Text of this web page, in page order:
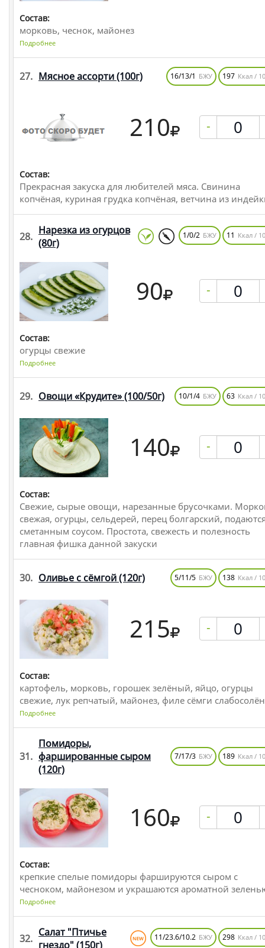
Состав:
морковь, чеснок, майонез
Подробнее
27. Мясное ассорти(100г) 16/13/1 БЖУ 197 Ккал /
210 -
Состав:
Прекрасная закуска для любителей мяса. Свинина
копчёная, куриная грудка копчёная, ветчина из
28. Нарезка из огурцов
(80г)
1/0/2 БЖУ 11 Ккал /
90 -
Состав:
огурцы свежие
Подробнее
29. Овощи «Крудите»(100/50г) 10/1/4 БЖУ 63 Ккал /
140 -
Состав:
Свежие, сырые овощи, нарезанные брусочками.
свежая, огурцы, сельдерей, перец болгарский,
сметанным соусом. Простота, свежесть и полезность
главная фишка данной закуски
30. Оливье с сёмгой(120г) 5/11/5 БЖУ 138 Ккал /
215 -
Состав:
картофель, морковь, горошек зелёный, яйцо, огурцы
свежие, лук репчатый, майонез, филе сёмги
Подробнее
31.
Помидоры,
фаршированные сыром
(120г)
7/17/3 БЖУ 189 Ккал /
160 -
Состав:
крепкие спелые помидоры фаршируются сыром с
чесноком, майонезом и украшаются ароматной
Подробнее
32. Салат "Птичье
гнездо" (150г)
11/23.6/10.2 БЖУ 298 Ккал /